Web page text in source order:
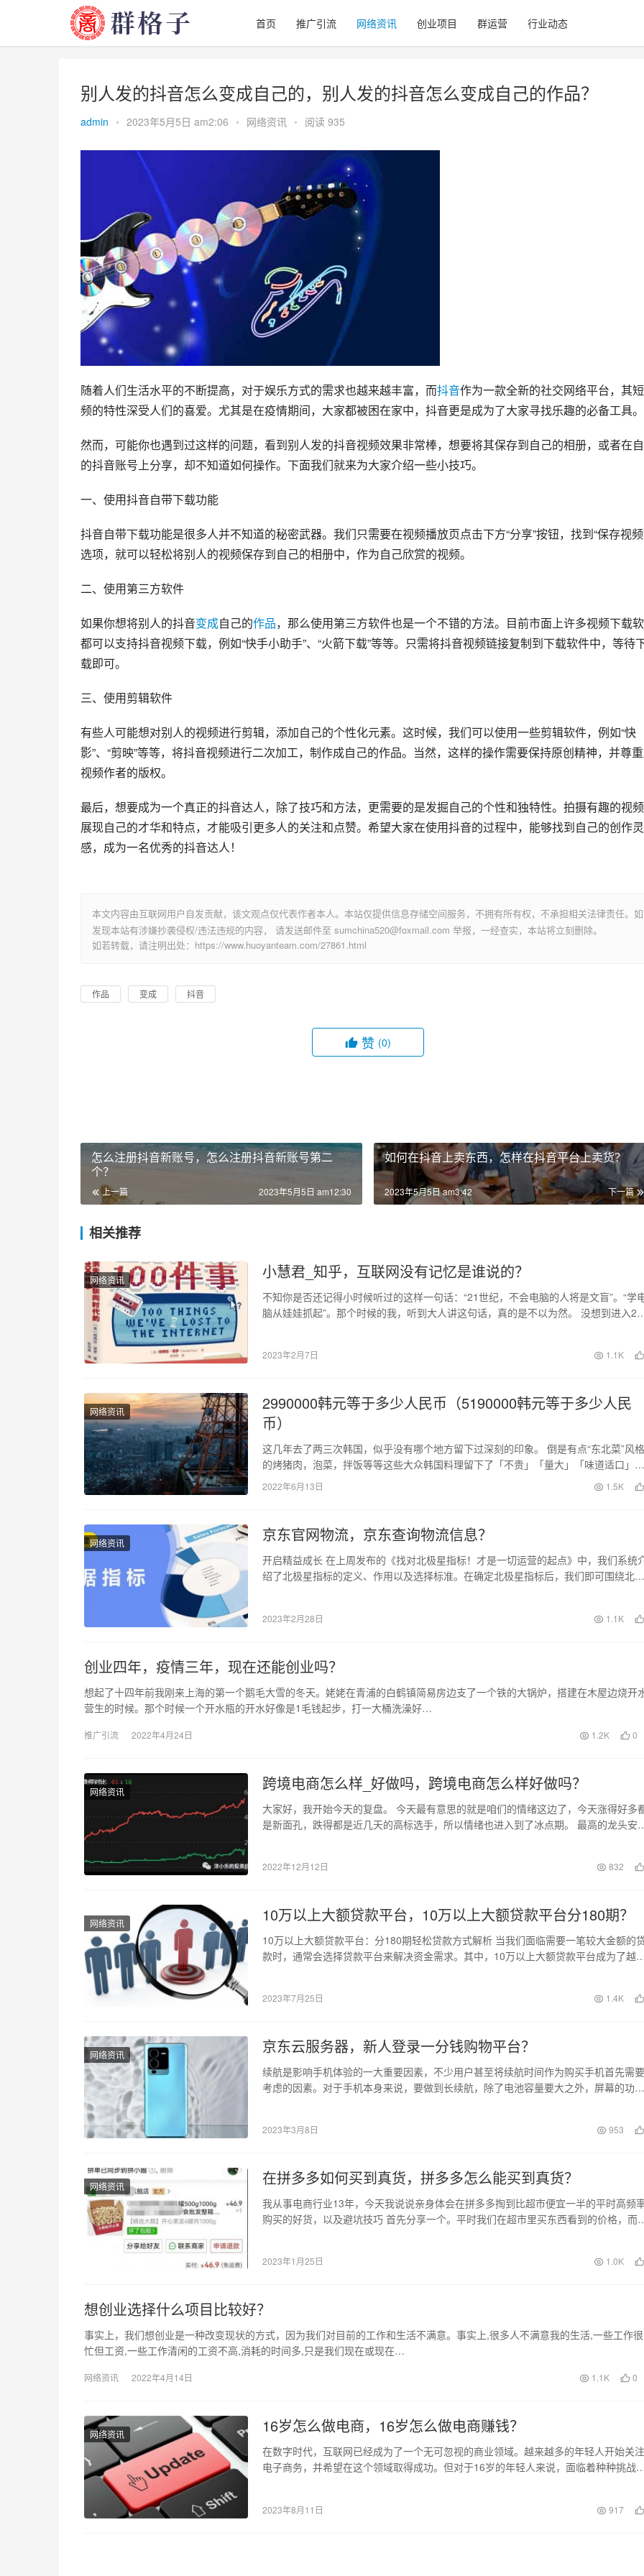
首页 推广引流 网络资讯 创业项目 群运营 行业动态
别人发的抖音怎么变成自己的，别人发的抖音怎么变成自己的作品？
admin • 2023年5月5日 am2:06 • 网络资讯 • 阅读 935
随着人们生活水平的不断提高，对于娱乐方式的需求也越来越丰富，而抖音作为一款全新的社交网络平台，其
频的特性深受人们的喜爱。尤其是在疫情期间，大家都被困在家中，抖音更是成为了大家寻找乐趣的必备工具。
然而，可能你也遇到过这样的问题，看到别人发的抖音视频效果非常棒，想要将其保存到自己的相册，或者在
的抖音账号上分享，却不知道如何操作。下面我们就来为大家介绍一些小技巧。
一、使用抖音自带下载功能
抖音自带下载功能是很多人并不知道的秘密武器。我们只需要在视频播放页点击下方“分享”按钮，找到“保存视频
选项，就可以轻松将别人的视频保存到自己的相册中，作为自己欣赏的视频。
二、使用第三方软件
如果你想将别人的抖音变成自己的作品，那么使用第三方软件也是一个不错的方法。目前市面上许多视频下载
都可以支持抖音视频下载，例如“快手小助手”、“火箭下载”等等。只需将抖音视频链接复制到下载软件中，等待
载即可。
三、使用剪辑软件
有些人可能想对别人的视频进行剪辑，添加自己的个性化元素。这时候，我们可以使用一些剪辑软件，例如“快
影”、“剪映”等等，将抖音视频进行二次加工，制作成自己的作品。当然，这样的操作需要保持原创精神，并尊
视频作者的版权。
最后，想要成为一个真正的抖音达人，除了技巧和方法，更需要的是发掘自己的个性和独特性。拍摄有趣的视频
展现自己的才华和特点，才能吸引更多人的关注和点赞。希望大家在使用抖音的过程中，能够找到自己的创作灵
感，成为一名优秀的抖音达人！
本文内容由互联网用户自发贡献，该文观点仅代表作者本人。本站仅提供信息存储空间服务，不拥有所有权，不承担相关法律责任。如
发现本站有涉嫌抄袭侵权/违法违规的内容， 请发送邮件至 sumchina520@foxmail.com 举报，一经查实，本站将立刻删除。
如若转载，请注明出处：https://www.huoyanteam.com/27861.html
作品 变成 抖音
赞 (0)
怎么注册抖音新账号，怎么注册抖音新账号第二
个？
上一篇 2023年5月5日 am12:30
如何在抖音上卖东西，怎样在抖音平台上卖货？
下一篇
2023年5月5日 am3:42
相关推荐
网络资讯 小慧君_知乎，互联网没有记忆是谁说的？
不知你是否还记得小时候听过的这样一句话：“21世纪，不会电脑的人将是文盲”。“学
脑从娃娃抓起”。那个时候的我，听到大人讲这句话，真的是不以为然。 没想到进入21
2023年2月7日 1.1K
网络资讯
2990000韩元等于多少人民币（5190000韩元等于多少人民
币）
这几年去了两三次韩国，似乎没有哪个地方留下过深刻的印象。 倒是有点“东北菜”风格
的烤猪肉，泡菜，拌饭等等这些大众韩国料理留下了「不贵」「量大」「味道适口」的
印象。 所以我认为韩国有…
2022年6月13日 1.5K
网络资讯 京东官网物流，京东查询物流信息？
开启精益成长 在上周发布的《找对北极星指标！才是一切运营的起点》中，我们系统
绍了北极星指标的定义、作用以及选择标准。在确定北极星指标后，我们即可围绕北极
2023年2月28日 1.1K
创业四年，疫情三年，现在还能创业吗？
想起了十四年前我刚来上海的第一个鹅毛大雪的冬天。姥姥在青浦的白鹤镇简易房边支了一个铁的大锅炉，搭建在木屋边烧开
营生的时候。那个时候一个开水瓶的开水好像是1毛钱起步，打一大桶洗澡好…
推广引流 2022年4月24日 1.2K 0
网络资讯 跨境电商怎么样_好做吗，跨境电商怎么样好做吗？
大家好，我开始今天的复盘。 今天最有意思的就是咱们的情绪这边了，今天涨得好多
是新面孔，跌得都是近几天的高标选手，所以情绪也进入到了冰点期。 最高的龙头安
2022年12月12日 832
网络资讯 10万以上大额贷款平台，10万以上大额贷款平台分180期？
10万以上大额贷款平台：分180期轻松贷款方式解析 当我们面临需要一笔较大金额的
款时，通常会选择贷款平台来解决资金需求。其中，10万以上大额贷款平台成为了越
2023年7月25日 1.4K
网络资讯 京东云服务器，新人登录一分钱购物平台？
续航是影响手机体验的一大重要因素，不少用户甚至将续航时间作为购买手机首先需要
考虑的因素。对于手机本身来说，要做到长续航，除了电池容量要大之外，屏幕的功
2023年3月8日 953
网络资讯 在拼多多如何买到真货，拼多多怎么能买到真货？
我从事电商行业13年，今天我说说亲身体会在拼多多掏到比超市便宜一半的平时高频
购买的好货，以及避坑技巧 首先分享一个。平时我们在超市里买东西看到的价格，而
2023年1月25日 1.0K
想创业选择什么项目比较好？
事实上，我们想创业是一种改变现状的方式，因为我们对目前的工作和生活不满意。事实上,很多人不满意我的生活,一些工作很
忙但工资,一些工作清闲的工资不高,消耗的时间多,只是我们现在或现在…
网络资讯 2022年4月14日 1.1K 0
网络资讯 16岁怎么做电商，16岁怎么做电商赚钱？
在数字时代，互联网已经成为了一个无可忽视的商业领域。越来越多的年轻人开始关注
电子商务，并希望在这个领域取得成功。但对于16岁的年轻人来说，面临着种种挑战
2023年8月11日 917